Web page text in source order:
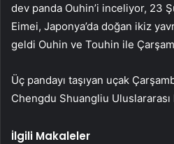
dev panda Ouhin’i inceliyor, 23
Eimei, Japonya’da doğan ikiz
geldi Ouhin ve Touhin ile
Üç pandayı taşıyan uçak
Chengdu Shuangliu Uluslararası
İlgili Makaleler